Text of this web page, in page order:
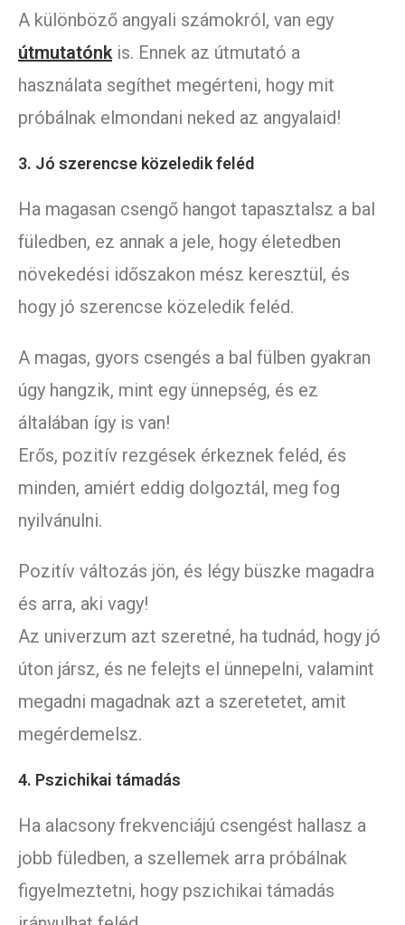
A különböző angyali számokról, van egy
útmutatónkis. Ennek az útmutató a
használata segíthet megérteni, hogy mit
próbálnak elmondani neked az angyalaid!
3. Jó szerencse közeledik feléd
Ha magasan csengő hangot tapasztalsz a bal
füledben, ez annak a jele, hogy életedben
növekedési időszakon mész keresztül, és
hogy jó szerencse közeledik feléd.
A magas, gyors csengés a bal fülben gyakran
úgy hangzik, mint egy ünnepség, és ez
általában így is van!
Erős, pozitív rezgések érkeznek feléd, és
minden, amiért eddig dolgoztál, meg fog
nyilvánulni.
Pozitív változás jön, és légy büszke magadra
és arra, aki vagy!
Az univerzum azt szeretné, ha tudnád, hogy jó
úton jársz, és ne felejts el ünnepelni, valamint
megadni magadnak azt a szeretetet, amit
megérdemelsz.
4. Pszichikai támadás
Ha alacsony frekvenciájú csengést hallasz a
jobb füledben, a szellemek arra próbálnak
figyelmeztetni, hogy pszichikai támadás